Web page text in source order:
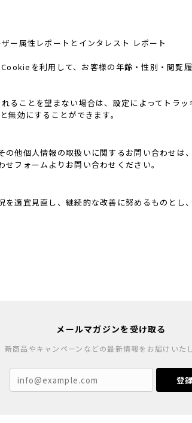
属性レポートとインタレスト レポート
を利用して、お客様の年齢・性別・閲覧
ることを望まない場合は、設定によってトラ
無効にすることができます。
他個人情報の取扱いに関するお問い合わせ
フォームよりお問い合わせください。
適宜見直し、継続的な改善に努めるものとし
メールマガジンを受け取る
新商品やキャンペーンなどの最新情報をお届けいたし
登録